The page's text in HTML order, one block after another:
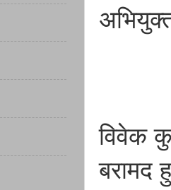
विवेक
बरामद